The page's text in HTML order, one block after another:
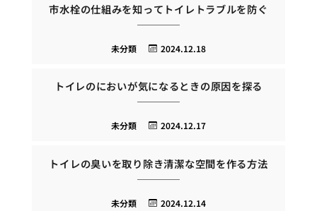
市水栓の仕組みを知ってトイレトラブルを防ぐ
2024.12.18
未分類
トイレのにおいが気になるときの原因を探る
2024.12.17
未分類
トイレの臭いを取り除き清潔な空間を作る方法
2024.12.14
未分類